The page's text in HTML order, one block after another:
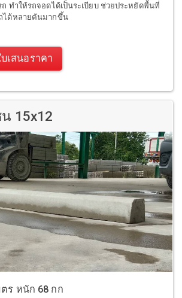
ถ ทำให้รถจอดได้เป็นระเบียบ ช่วยประหยัดพื้นที่
ได้หลายคันมากขึ้น
เสนอราคา
15x12
ตร หนัก 68 กก